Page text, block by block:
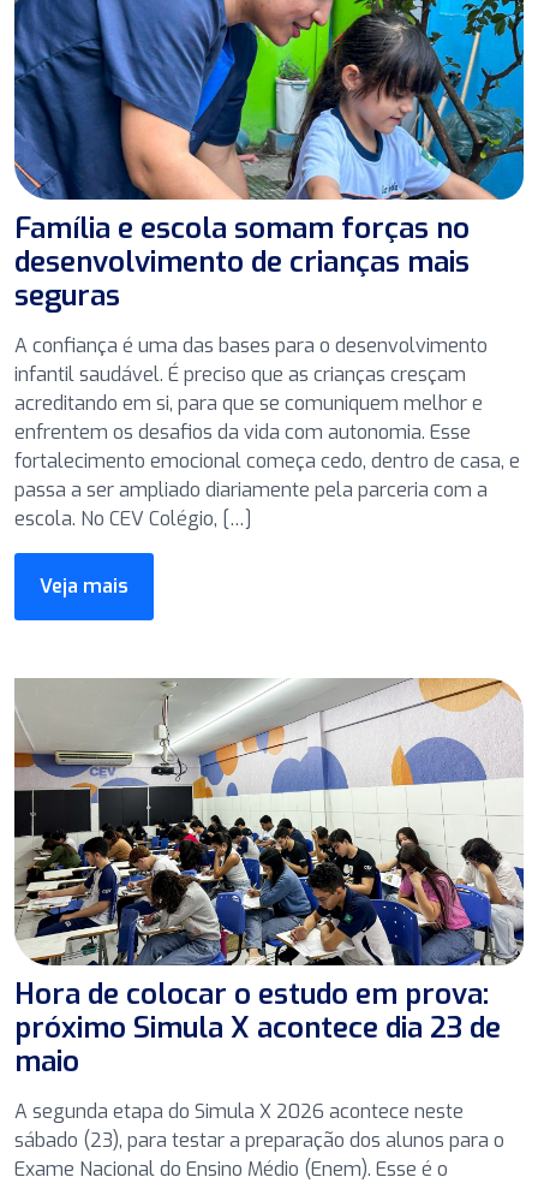
Família e escola somam forças no
desenvolvimento de crianças mais
seguras
A confiança é uma das bases para o desenvolvimento
infantil saudável. É preciso que as crianças cresçam
acreditando em si, para que se comuniquem melhor e
enfrentem os desafios da vida com autonomia. Esse
fortalecimento emocional começa cedo, dentro de casa, e
passa a ser ampliado diariamente pela parceria com a
escola. No CEV Colégio, […]
Veja mais
Hora de colocar o estudo em prova:
próximo Simula X acontece dia 23 de
maio
A segunda etapa do Simula X 2026 acontece neste
sábado (23), para testar a preparação dos alunos para o
Exame Nacional do Ensino Médio (Enem). Esse é o